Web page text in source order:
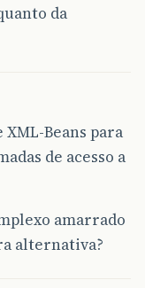
da
XML-Beans para
de acesso a
amarrado
alternativa?